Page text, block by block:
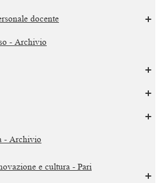
docente
- Archivio
- Archivio
e cultura - Pari